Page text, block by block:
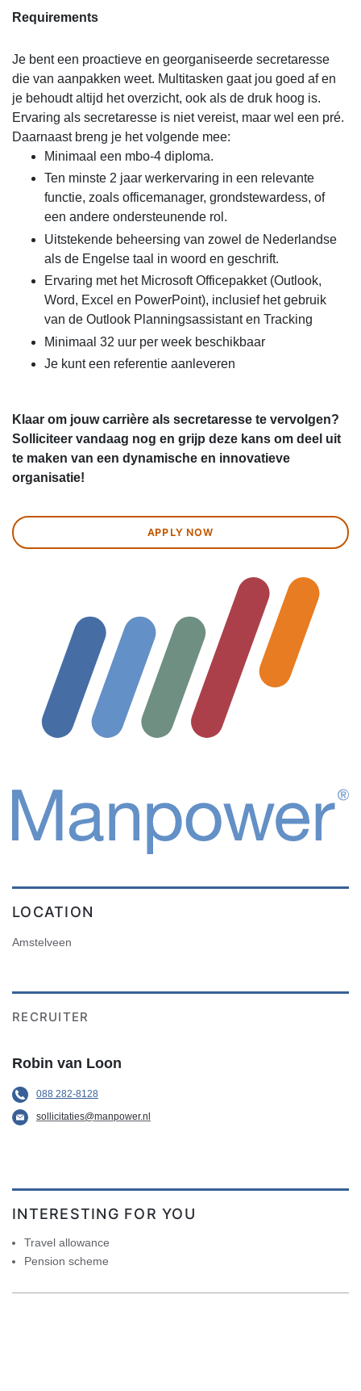
Requirements
Je bent een proactieve en georganiseerde secretaresse
die van aanpakken weet. Multitasken gaat jou goed af en
je behoudt altijd het overzicht, ook als de druk hoog is.
Ervaring als secretaresse is niet vereist, maar wel een pré.
Daarnaast breng je het volgende mee:
Minimaal een mbo-4 diploma.
Ten minste 2 jaar werkervaring in een relevante
functie, zoals officemanager, grondstewardess, of
een andere ondersteunende rol.
Uitstekende beheersing van zowel de Nederlandse
als de Engelse taal in woord en geschrift.
Ervaring met het Microsoft Officepakket (Outlook,
Word, Excel en PowerPoint), inclusief het gebruik
van de Outlook Planningsassistant en Tracking
Minimaal 32 uur per week beschikbaar
Je kunt een referentie aanleveren
Klaar om jouw carrière als secretaresse te vervolgen?
Solliciteer vandaag nog en grijp deze kans om deel uit
te maken van een dynamische en innovatieve
organisatie!
APPLY NOW
LOCATION
Amstelveen
RECRUITER
Robin van Loon
088 282-8128
sollicitaties@manpower.nl
INTERESTING FOR YOU
Travel allowance
Pension scheme